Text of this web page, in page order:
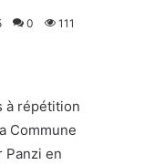
0 111
à répétition
Commune
Panzi en